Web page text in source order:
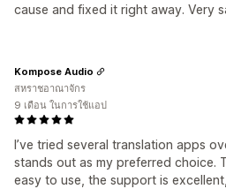
cause and fixed it right away. Very
I’ve tried several translation apps
stands out as my preferred choice.
easy to use, the support is
Kompose Audio
สหราชอาณาจักร
9 เดือน ในการใช้แอป